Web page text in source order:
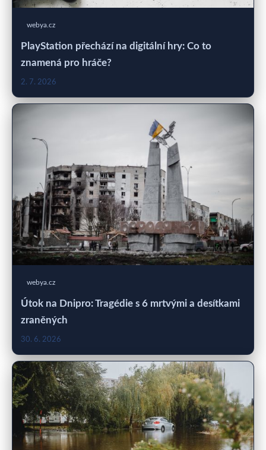
webya.cz
PlayStation přechází na digitální hry: Co to
znamená pro hráče?
2. 7. 2026
webya.cz
Útok na Dnipro: Tragédie s 6 mrtvými a desítkami
zraněných
30. 6. 2026